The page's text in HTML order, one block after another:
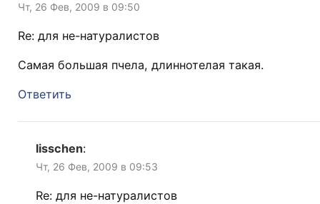
Чт, 26 Фев, 2009 в 09:50
Re: для не-натуралистов
Самая большая пчела, длиннотелая такая.
Ответить
lisschen:
Чт, 26 Фев, 2009 в 09:53
Re: для не-натуралистов